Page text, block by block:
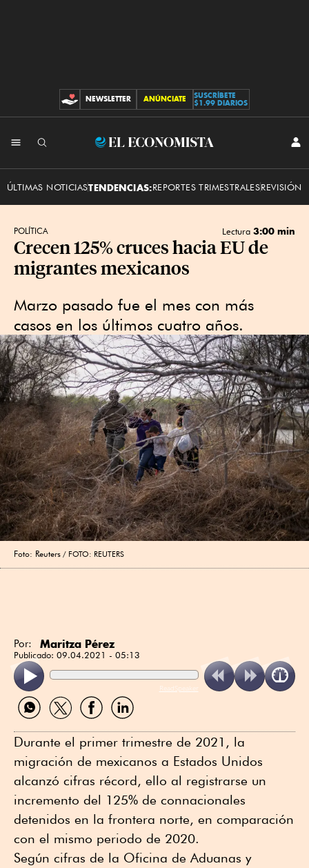
CONTRIBUCIONES
NEWSLETTER ANÚNCIATE
SUSCRÍBETE
$1.99 DIARIOS
El
ÚLTIMAS NOTICIASTENDENCIAS:REPORTES TRIMESTRALESREVISIÓN
POLÍTICA Lectura 3:00 min
Crecen 125% cruces hacia EU de
migrantes mexicanos
Marzo pasado fue el mes con más
casos en los últimos cuatro años.
Foto: Reuters FOTO: REUTERS
Por: Maritza Pérez
Publicado: 09.04.2021 - 05:13
ReadSpeaker
Compartir
por
Compartir
por
Compartir
por
Compartir
por
Durante el primer trimestre de 2021, la
migración de mexicanos a Estados Unidos
alcanzó cifras récord, ello al registrarse un
incremento del 125% de connacionales
detenidos en la frontera norte, en comparación
con el mismo periodo de 2020.
Según cifras de la Oficina de Aduanas y